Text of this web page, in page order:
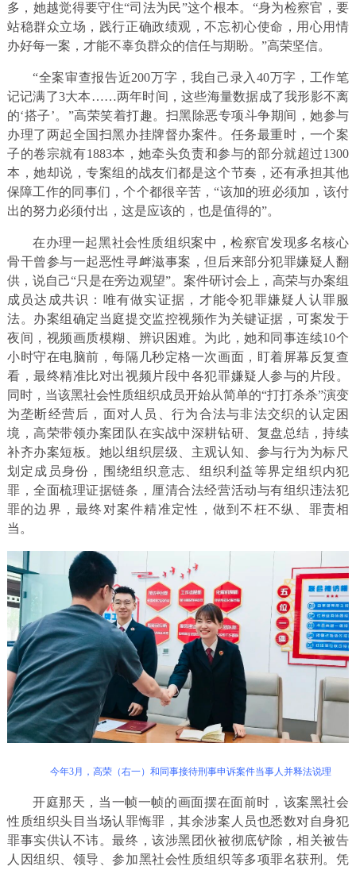
多，她越觉得要守住“司法为民”这个根本。“身为检察官，要
站稳群众立场，践行正确政绩观，不忘初心使命，用心用情
办好每一案，才能不辜负群众的信任与期盼。”高荣坚信。
“全案审查报告近200万字，我自己录入40万字，工作笔
记记满了3大本……两年时间，这些海量数据成了我形影不离
的‘搭子’。”高荣笑着打趣。扫黑除恶专项斗争期间，她参与
办理了两起全国扫黑办挂牌督办案件。任务最重时，一个案
子的卷宗就有1883本，她牵头负责和参与的部分就超过1300
本，她却说，专案组的战友们都是这个节奏，还有承担其他
保障工作的同事们，个个都很辛苦，“该加的班必须加，该付
出的努力必须付出，这是应该的，也是值得的”。
在办理一起黑社会性质组织案中，检察官发现多名核心
骨干曾参与一起恶性寻衅滋事案，但后来部分犯罪嫌疑人翻
供，说自己“只是在旁边观望”。案件研讨会上，高荣与办案组
成员达成共识：唯有做实证据，才能令犯罪嫌疑人认罪服
法。办案组确定当庭提交监控视频作为关键证据，可案发于
夜间，视频画质模糊、辨识困难。为此，她和同事连续10个
小时守在电脑前，每隔几秒定格一次画面，盯着屏幕反复查
看，最终精准比对出视频片段中各犯罪嫌疑人参与的片段。
同时，当该黑社会性质组织成员开始从简单的“打打杀杀”演变
为垄断经营后，面对人员、行为合法与非法交织的认定困
境，高荣带领办案团队在实战中深耕钻研、复盘总结，持续
补齐办案短板。她以组织层级、主观认知、参与行为为标尺
划定成员身份，围绕组织意志、组织利益等界定组织内犯
罪，全面梳理证据链条，厘清合法经营活动与有组织违法犯
罪的边界，最终对案件精准定性，做到不枉不纵、罪责相
当。
今年3月，高荣（右一）和同事接待刑事申诉案件当事人并释法说理
开庭那天，当一帧一帧的画面摆在面前时，该案黑社会
性质组织头目当场认罪悔罪，其余涉案人员也悉数对自身犯
罪事实供认不讳。最终，该涉黑团伙被彻底铲除，相关被告
人因组织、领导、参加黑社会性质组织等多项罪名获刑。凭